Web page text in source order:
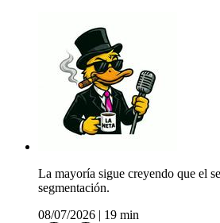
La mayoría sigue creyendo que el
segmentación.
08/07/2026
19 min